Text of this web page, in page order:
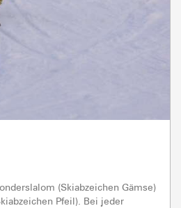
(Skiabzeichen Gämse)
Pfeil). Bei jeder